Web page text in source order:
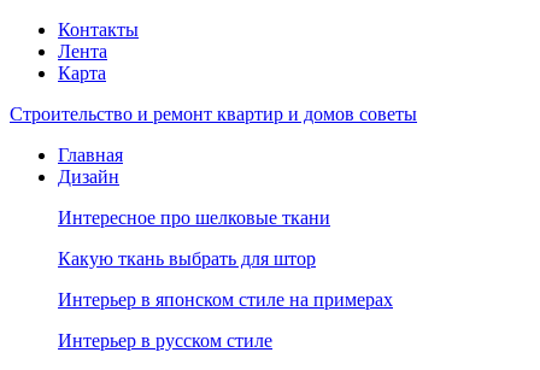
Контакты
Лента
Карта
Строительство и ремонт квартир и домов советы
Главная
Дизайн
Интересное про шелковые ткани
Какую ткань выбрать для штор
Интерьер в японском стиле на примерах
Интерьер в русском стиле